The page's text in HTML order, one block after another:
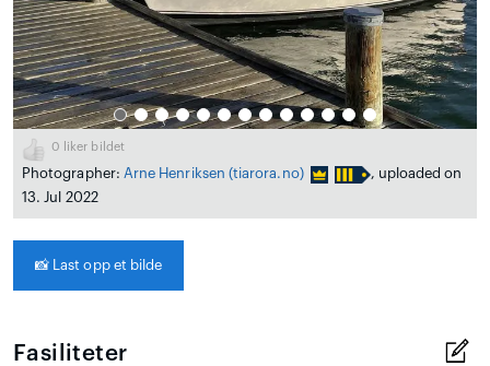
0 liker bildet
Photographer: Arne Henriksen (tiarora.no)
, uploaded on
13. Jul 2022
📸 Last opp et bilde
Fasiliteter